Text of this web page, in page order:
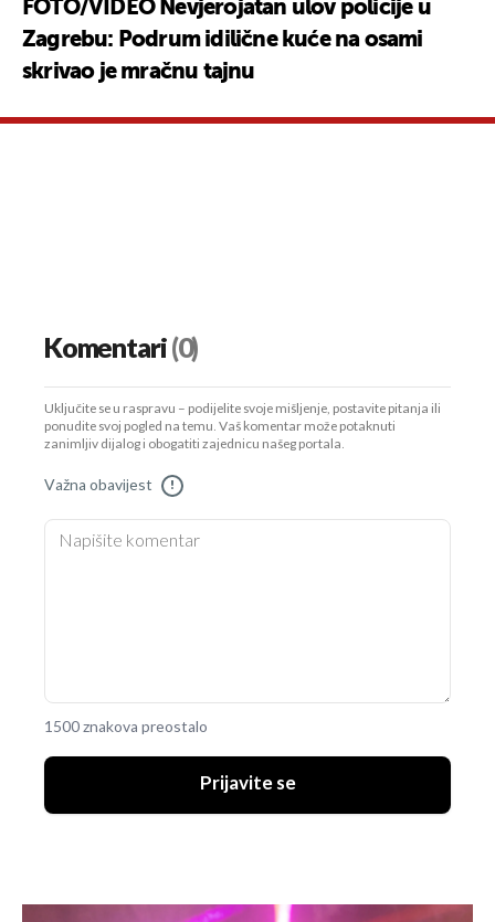
FOTO/VIDEO Nevjerojatan ulov policije u
Zagrebu: Podrum idilične kuće na osami
skrivao je mračnu tajnu
Komentari(0)
Uključite se u raspravu – podijelite svoje mišljenje, postavite pitanja ili
ponudite svoj pogled na temu. Vaš komentar može potaknuti
zanimljiv dijalog i obogatiti zajednicu našeg portala.
Važna obavijest !
1500 znakova preostalo
Prijavite se